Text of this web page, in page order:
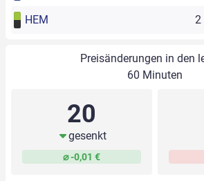
HEM 2
Preisänderungen in den
60 Minuten
20
gesenkt
⌀ -0,01 €